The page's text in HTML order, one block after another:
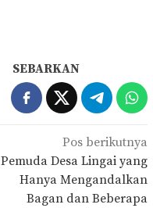
SEBARKAN
Pos berikutnya
Pemuda Desa Lingai yang
Hanya Mengandalkan
Bagan dan Beberapa